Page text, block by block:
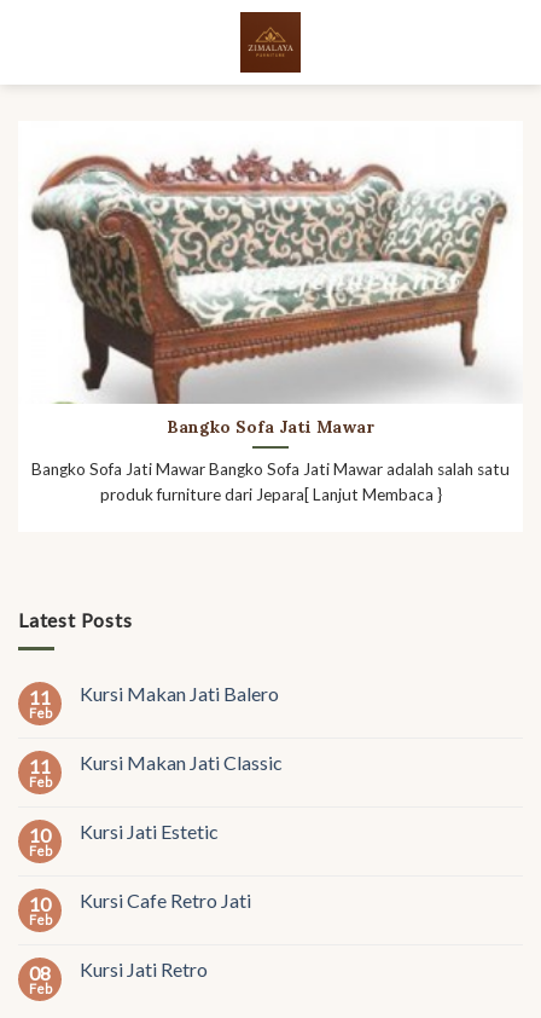
Latest Posts
11
Feb
Kursi Makan Jati Balero
11
Feb
Kursi Makan Jati Classic
10
Feb
Kursi Jati Estetic
10
Feb
Kursi Cafe Retro Jati
08
Feb
Kursi Jati Retro
Bangko Sofa Jati Mawar
Bangko Sofa Jati Mawar Bangko Sofa Jati Mawar adalah salah satu
produk furniture dari Jepara[ Lanjut Membaca }